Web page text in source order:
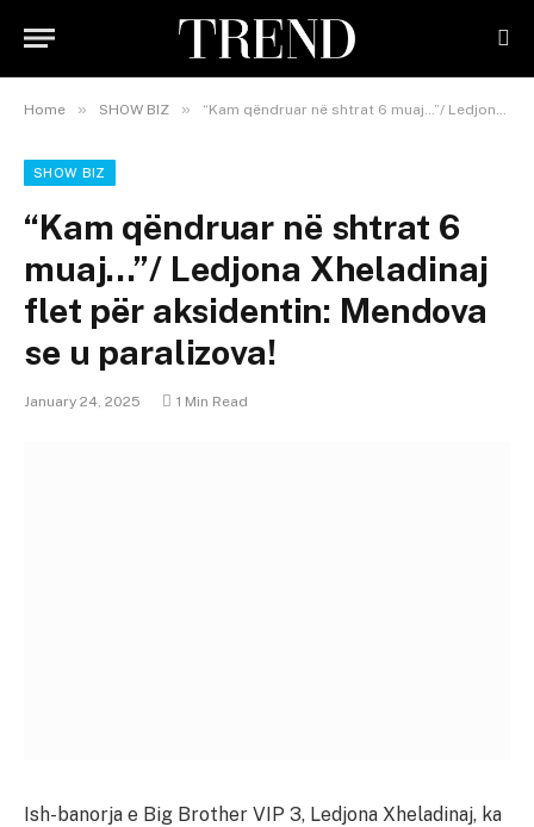
Home » SHOW BIZ » “Kam qëndruar në shtrat 6 muaj…”/ Ledjona Xheladinaj flet për aksidentin: Mendova se u paralizova!
SHOW BIZ
“Kam qëndruar në shtrat 6
muaj…”/ Ledjona Xheladinaj
flet për aksidentin: Mendova
se u paralizova!
January 24, 2025 1 Min Read
Ish-banorja e Big Brother VIP 3, Ledjona Xheladinaj, ka